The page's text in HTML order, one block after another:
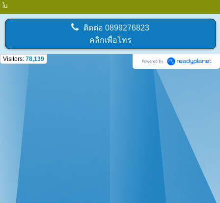
ใน
ติดต่อ0899276823
คลิกเพื่อโทร
Visitors: 78,139